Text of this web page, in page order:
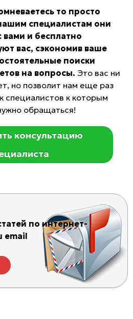
то просто
специалистам они
вами и бесплатно
вас, сэкономив ваше
поиски
на вопросы. Это вас ни
но позволит нам еще раз
специалистов к которым
обращаться!
консультацию
по интернет-
email